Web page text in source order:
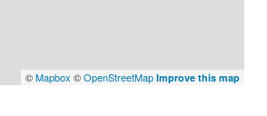
©Mapbox ©OpenStreetMap Improve this map